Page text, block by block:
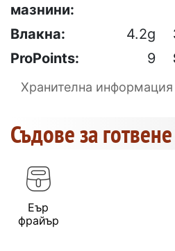
мазнини:
Влакна: 4.2g
ProPoints:
9
Хранителна
Съдове за готвене
Еър
фрайър